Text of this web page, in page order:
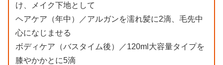
け、メイク下地として
ヘアケア（年中）／アルガンを濡れ髪に2滴、毛先中
心になじませる
ボディケア（バスタイム後）／120ml大容量タイプを
膝やかかとに5滴